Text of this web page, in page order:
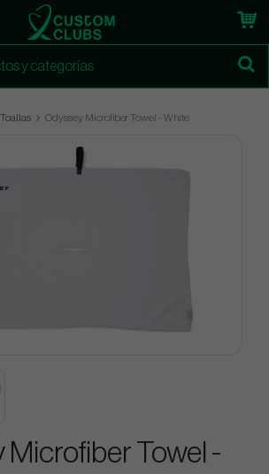
Toallas Odyssey Microfiber Towel - White
Microfiber Towel -